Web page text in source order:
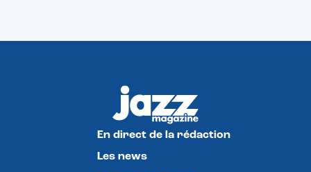
En direct de la rédaction
Les news